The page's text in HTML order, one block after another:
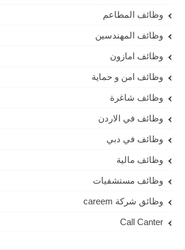
وظائف المطاعم
وظائف المهندسين
وظائف امازون
وظائف امن و حماية
وظائف شاغرة
وظائف في الاردن
وظائف في دبي
وظائف مالية
وظائف مستشفيات
وظائق شركة careem
Call Canter